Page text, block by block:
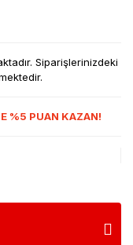
Siparişlerinizdeki
%5 PUAN KAZAN!